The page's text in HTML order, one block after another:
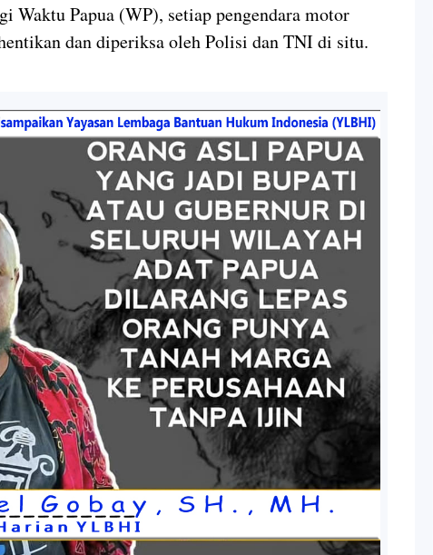
Waktu Papua (WP), setiap pengendara motor
dan diperiksa oleh Polisi dan TNI di situ.